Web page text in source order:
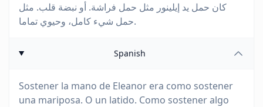
كان حمل يد إيلينور مثل حمل فراشة. أو نبضة قلب. مثل
حمل شيء كامل، وحيوي تماما.
Spanish
Sostener la mano de Eleanor era como sostener
una mariposa. O un latido. Como sostener algo